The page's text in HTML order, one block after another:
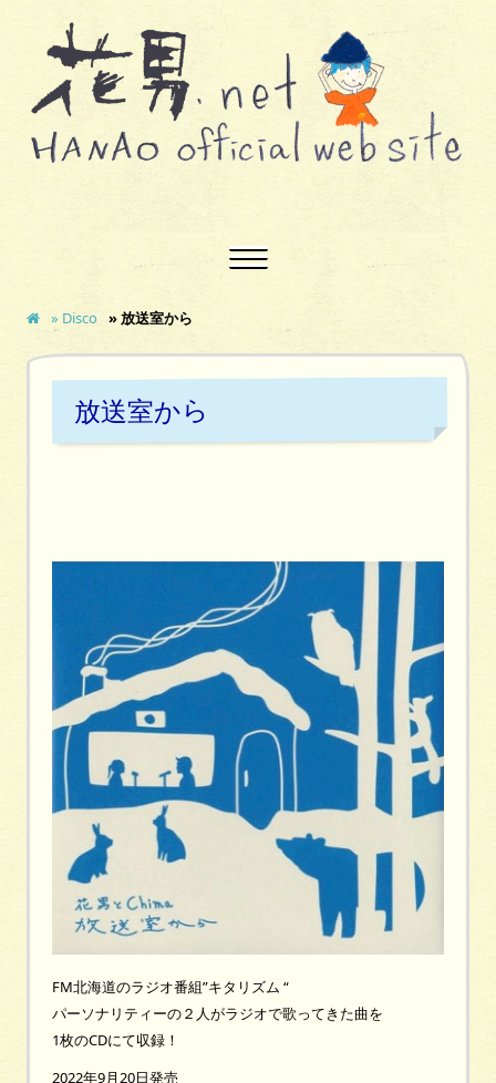
» Disco » 放送室から
放送室から
FM北海道のラジオ番組”キタリズム “
パーソナリティーの２人がラジオで歌ってきた曲を
1枚のCDにて収録！
2022年9月20日発売